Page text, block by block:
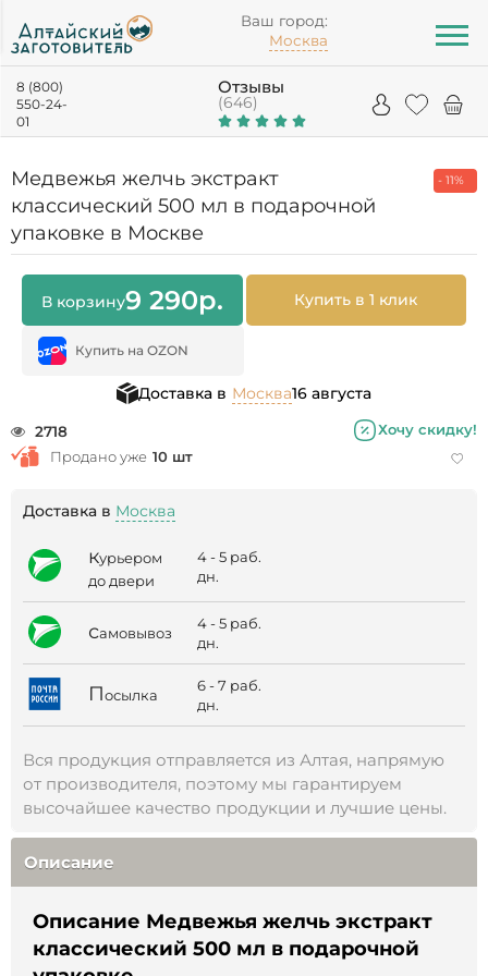
Ваш город:
Москва
8 (800)
550-24-
01
Отзывы
(646)
Медвежья желчь экстракт
классический 500 мл в подарочной
упаковке в Москве
- 11%
В корзину9 290р. Купить в 1 клик
Купить на OZON
Доставка в Москва16 августа
2718
Хочу скидку!
Продано уже 10 шт
Доставка в Москва
курьером
до двери
4 - 5 раб.
дн.
самовывоз
4 - 5 раб.
дн.
Посылка
6 - 7 раб.
дн.
Вся продукция отправляется из Алтая, напрямую
от производителя, поэтому мы гарантируем
высочайшее качество продукции и лучшие цены.
Описание
Описание Медвежья желчь экстракт
классический 500 мл в подарочной